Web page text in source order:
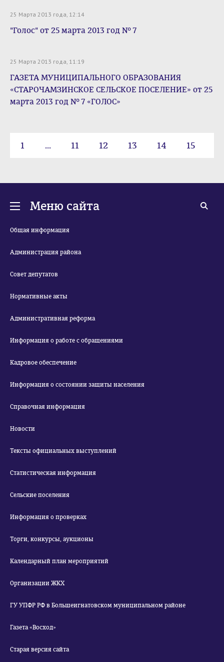
25 Марта 2013 года, 12:14
"Голос" от 25 марта 2013 год № 7
25 Марта 2013 года, 11:19
ГАЗЕТА МУНИЦИПАЛЬНОГО ОБРАЗОВАНИЯ
«СТАРОЧАМЗИНСКОЕ СЕЛЬСКОЕ ПОСЕЛЕНИЕ» от 25
марта 2013 год № 7 «ГОЛОС»
1 ... 11 12 13 14 15
Меню сайта
Общая информация
Администрация района
Совет депутатов
Нормативные акты
Административная реформа
Информация о работе с обращениями
Кадровое обеспечение
Информация о состоянии защиты населения
Справочная информация
Новости
Тексты официальных выступлений
Статистическая информация
Сельские поселения
Информация о проверках
Торги, конкурсы, аукционы
Календарный план мероприятий
Организации ЖКХ
ГУ УПФР РФ в Большеигнатовском муниципальном районе
Газета «Восход»
Старая версия сайта